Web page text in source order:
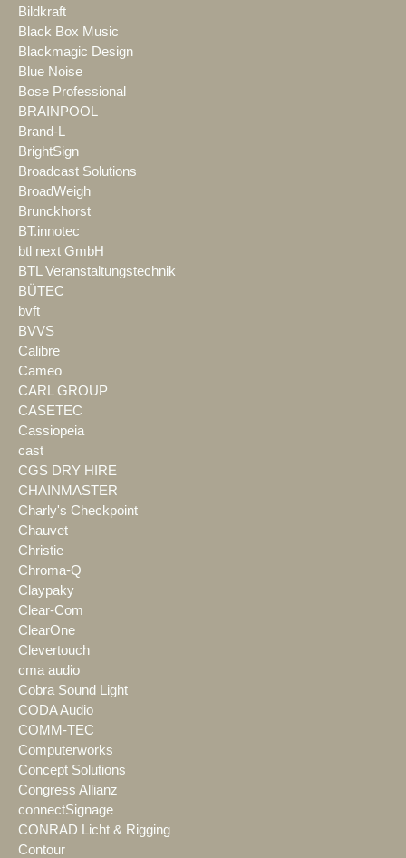
Bildkraft
Black Box Music
Blackmagic Design
Blue Noise
Bose Professional
BRAINPOOL
Brand-L
BrightSign
Broadcast Solutions
BroadWeigh
Brunckhorst
BT.innotec
btl next GmbH
BTL Veranstaltungstechnik
BÜTEC
bvft
BVVS
Calibre
Cameo
CARL GROUP
CASETEC
Cassiopeia
cast
CGS DRY HIRE
CHAINMASTER
Charly's Checkpoint
Chauvet
Christie
Chroma-Q
Claypaky
Clear-Com
ClearOne
Clevertouch
cma audio
Cobra Sound Light
CODA Audio
COMM-TEC
Computerworks
Concept Solutions
Congress Allianz
connectSignage
CONRAD Licht & Rigging
Contour